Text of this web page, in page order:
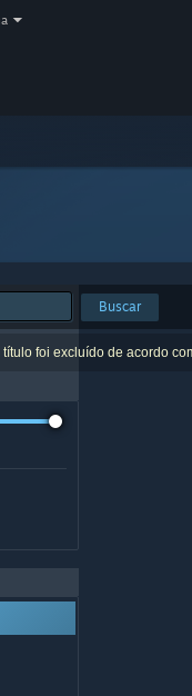
Buscar
foi excluído de acordo